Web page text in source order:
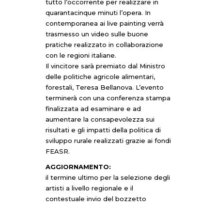
tutto l’occorrente per realizzare in
quarantacinque minuti l’opera. In
contemporanea ai live painting verrà
trasmesso un video sulle buone
pratiche realizzato in collaborazione
con le regioni italiane.
Il vincitore sarà premiato dal Ministro
delle politiche agricole alimentari,
forestali, Teresa Bellanova. L’evento
terminerà con una conferenza stampa
finalizzata ad esaminare e ad
aumentare la consapevolezza sui
risultati e gli impatti della politica di
sviluppo rurale realizzati grazie ai fondi
FEASR.
AGGIORNAMENTO:
il termine ultimo per la selezione degli
artisti a livello regionale e il
contestuale invio del bozzetto